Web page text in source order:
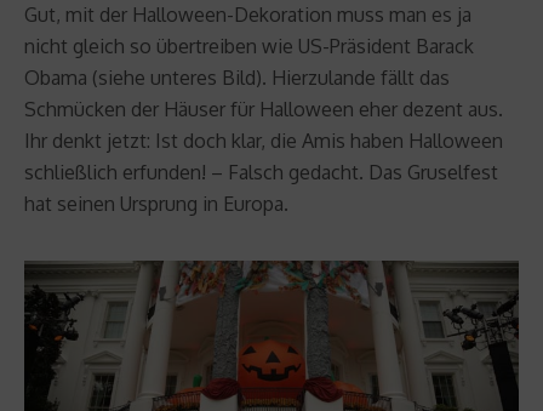
Gut, mit der Halloween-Dekoration muss man es ja
nicht gleich so übertreiben wie US-Präsident Barack
Obama (siehe unteres Bild). Hierzulande fällt das
Schmücken der Häuser für Halloween eher dezent aus.
Ihr denkt jetzt: Ist doch klar, die Amis haben Halloween
schließlich erfunden! – Falsch gedacht. Das Gruselfest
hat seinen Ursprung in Europa.